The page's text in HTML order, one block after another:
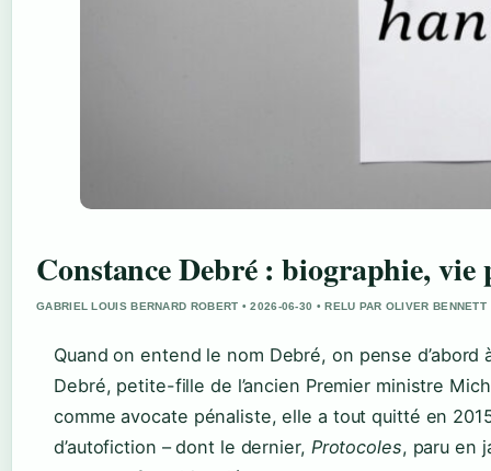
Constance Debré : biographie, vie
GABRIEL LOUIS BERNARD ROBERT • 2026-06-30 • RELU PAR OLIVER BENNETT
Quand on entend le nom Debré, on pense
Debré, petite-fille de l’ancien Premier ministre
comme avocate pénaliste, elle a tout quitté en
d’autofiction – dont le dernier, Protocoles, paru en